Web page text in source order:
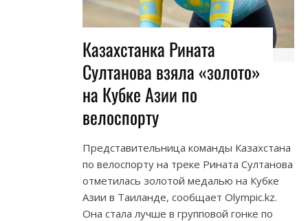
Казахстанка Рината
Султанова взяла «золото»
на Кубке Азии по
велоспорту
Представительница команды Казахстана
по велоспорту на треке Рината Султанова
отметилась золотой медалью на Кубке
Азии в Таиланде, сообщает Olympic.kz.
Она стала лучше в групповой гонке по